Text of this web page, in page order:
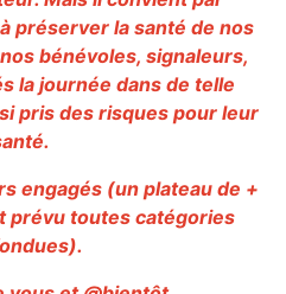
préserver la santé de nos
bénévoles, signaleurs,
la journée dans de telle
pris des risques pour leur
engagés (un plateau de +
prévu toutes catégories